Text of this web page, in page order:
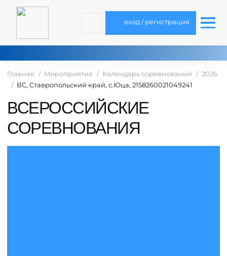
вход / регистрация
Главная Мероприятия Календарь соревнований
2026
ВС, Ставропольский край, с.Юца, 2158260021049241
ВСЕРОССИЙСКИЕ
СОРЕВНОВАНИЯ